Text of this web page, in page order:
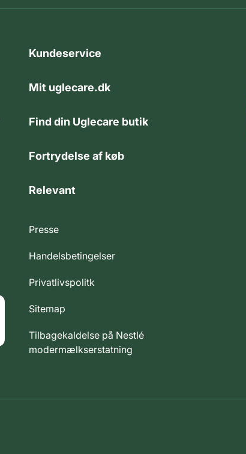
Kundeservice
Mit uglecare.dk
Find din Uglecare butik
Fortrydelse af køb
Relevant
Presse
Handelsbetingelser
Privatlivspolitk
Sitemap
Tilbagekaldelse på Nestlé
modermælkserstatning